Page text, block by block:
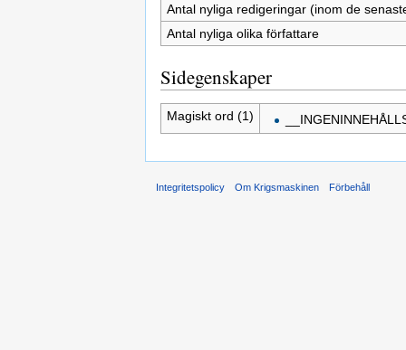
Antal nyliga redigeringar (inom de
Antal nyliga olika författare
Sidegenskaper
Magiskt ord (1)
Integritetspolicy Om Krigsmaskinen Förbehåll